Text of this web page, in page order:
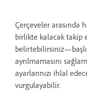
Çerçeveler arasında
birlikte kalacak takip
ayrılmamasını
ayarlarınızı ihlal
vurgulayabilir.